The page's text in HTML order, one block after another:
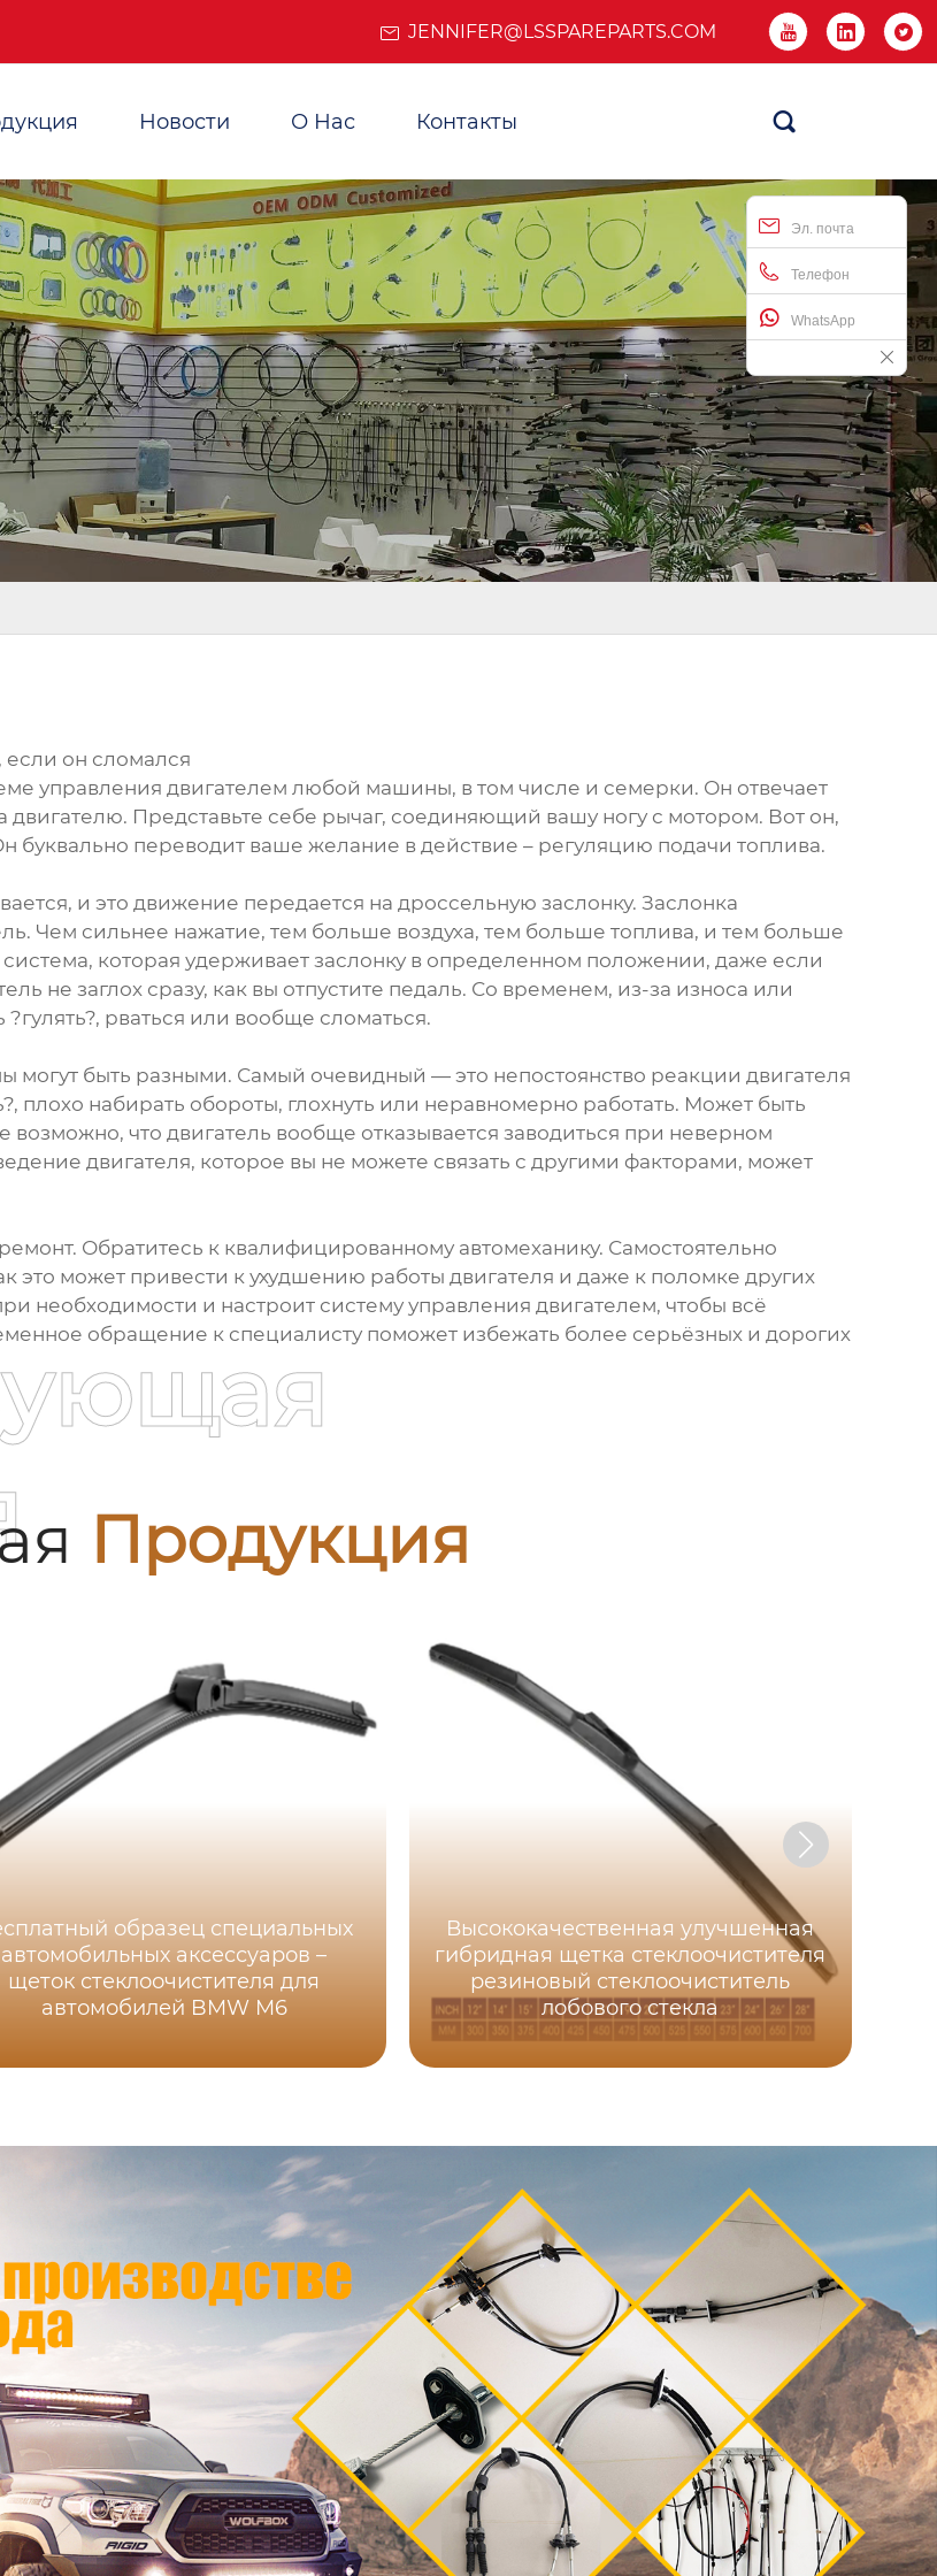
JENNIFER@LSSPAREPARTS.COM   
Новости О Нас Контакты 
Эл. почта
Телефон
WhatsApp
если он сломался
управления двигателем любой машины, в том числе и семерки. Он отвечает
двигателю. Представьте себе рычаг, соединяющий вашу ногу с мотором. Вот он,
буквально переводит ваше желание в действие – регуляцию подачи топлива.
и это движение передается на дроссельную заслонку. Заслонка
Чем сильнее нажатие, тем больше воздуха, тем больше топлива, и тем больше
которая удерживает заслонку в определенном положении, даже если
не заглох сразу, как вы отпустите педаль. Со временем, из-за износа или
рваться или вообще сломаться.
могут быть разными. Самый очевидный — это непостоянство реакции двигателя
плохо набирать обороты, глохнуть или неравномерно работать. Может быть
возможно, что двигатель вообще отказывается заводиться при неверном
двигателя, которое вы не можете связать с другими факторами, может
Обратитесь к квалифицированному автомеханику. Самостоятельно
это может привести к ухудшению работы двигателя и даже к поломке других
необходимости и настроит систему управления двигателем, чтобы всё
обращение к специалисту поможет избежать более серьёзных и дорогих
Продукция
образец специальных
автомобильных аксессуаров –
щеток стеклоочистителя для
автомобилей BMW M6
Высококачественная улучшенная
гибридная щетка стеклоочистителя
резиновый стеклоочиститель
лобового стекла